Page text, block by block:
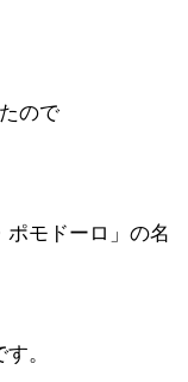
ので
ポモドーロ」の名
。